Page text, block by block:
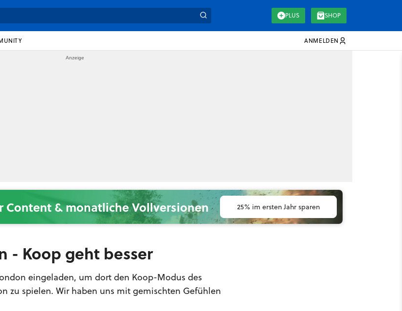
PLUS SHOP
ANMELDEN
Content & monatliche Vollversionen 25% im ersten Jahr sparen
- Koop geht besser
eingeladen, um dort den Koop-Modus des
zu spielen. Wir haben uns mit gemischten Gefühlen